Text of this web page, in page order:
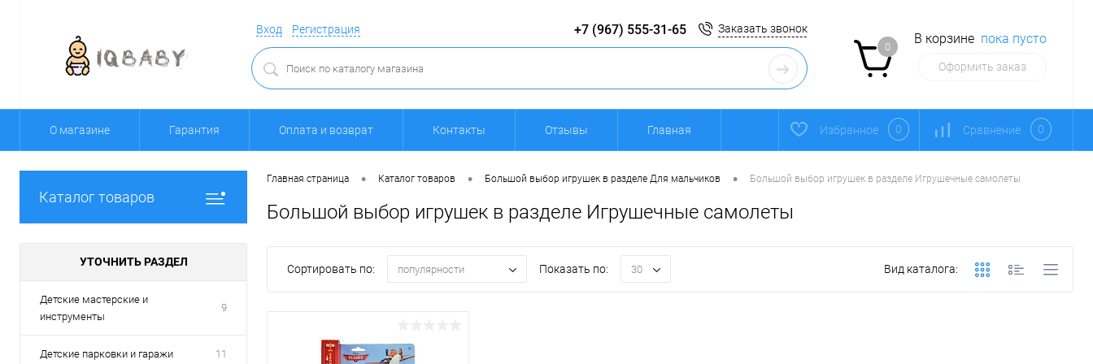
Вход Регистрация +7 (967) 555-31-65 Заказать звонок
0
В корзине пока пусто
Оформить заказ
О магазине Гарантия Оплата и возврат Контакты Отзывы Главная Избранное 0 Сравнение 0
Каталог товаров
УТОЧНИТЬ РАЗДЕЛ
Детские мастерские и
инструменты
9
Детские парковки и гаражи 11
Главная страница • Каталог товаров • Большой выбор игрушек в разделе Для мальчиков • Большой выбор игрушек в разделе Игрушечные самолеты
Большой выбор игрушек в разделе Игрушечные самолеты
Сортировать по: популярности Показать по: 30 Вид каталога: